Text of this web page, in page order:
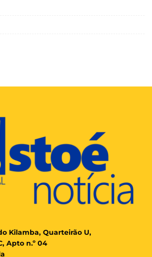
Kilamba, Quarteirão U,
Apto n.º 04